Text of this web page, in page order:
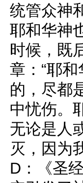
统管众神
耶和华神
时候，既
章：“耶
的，尽都
中忧伤。
无论是人
灭，因为
D：《圣